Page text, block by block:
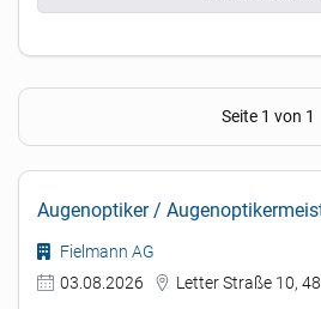
Seite 1 von 1
Augenoptiker /
Fielmann AG
03.08.2026
Letter Straße 10,